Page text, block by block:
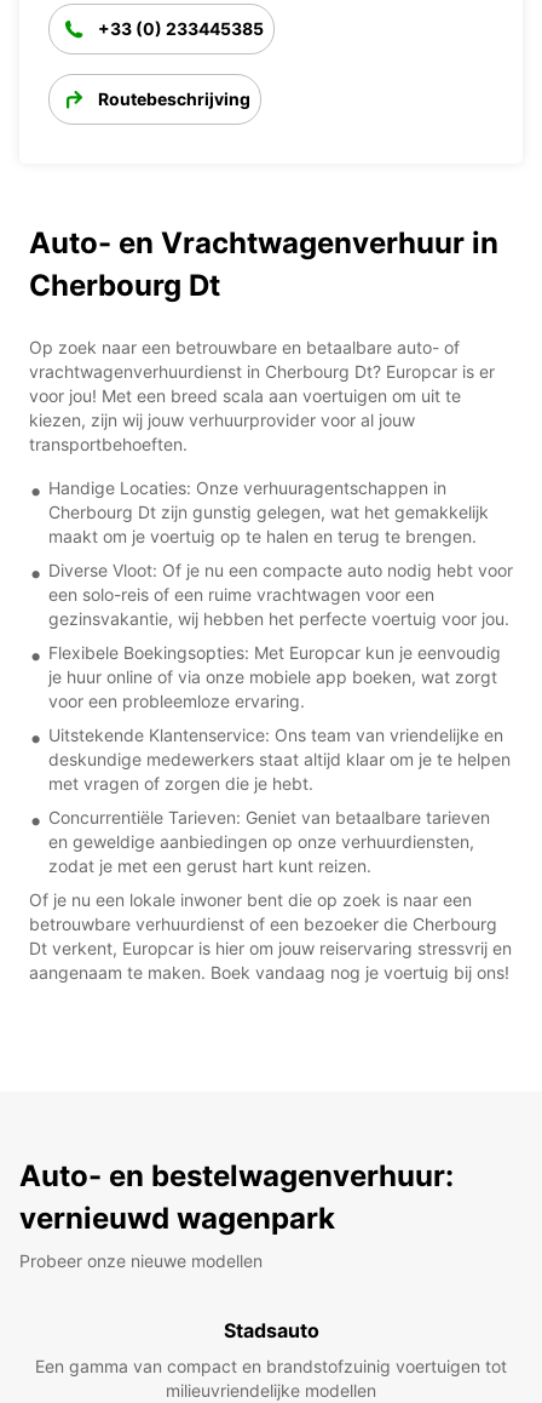
+33 (0) 233445385
Routebeschrijving
Auto- en Vrachtwagenverhuur in
Cherbourg Dt
Op zoek naar een betrouwbare en betaalbare auto- of
vrachtwagenverhuurdienst in Cherbourg Dt? Europcar is er
voor jou! Met een breed scala aan voertuigen om uit te
kiezen, zijn wij jouw verhuurprovider voor al jouw
transportbehoeften.
Handige Locaties: Onze verhuuragentschappen in
Cherbourg Dt zijn gunstig gelegen, wat het gemakkelijk
maakt om je voertuig op te halen en terug te brengen.
Diverse Vloot: Of je nu een compacte auto nodig hebt voor
een solo-reis of een ruime vrachtwagen voor een
gezinsvakantie, wij hebben het perfecte voertuig voor jou.
Flexibele Boekingsopties: Met Europcar kun je eenvoudig
je huur online of via onze mobiele app boeken, wat zorgt
voor een probleemloze ervaring.
Uitstekende Klantenservice: Ons team van vriendelijke en
deskundige medewerkers staat altijd klaar om je te helpen
met vragen of zorgen die je hebt.
Concurrentiële Tarieven: Geniet van betaalbare tarieven
en geweldige aanbiedingen op onze verhuurdiensten,
zodat je met een gerust hart kunt reizen.
Of je nu een lokale inwoner bent die op zoek is naar een
betrouwbare verhuurdienst of een bezoeker die Cherbourg
Dt verkent, Europcar is hier om jouw reiservaring stressvrij en
aangenaam te maken. Boek vandaag nog je voertuig bij ons!
Auto- en bestelwagenverhuur:
vernieuwd wagenpark
Probeer onze nieuwe modellen
Stadsauto
Een gamma van compact en brandstofzuinig voertuigen tot
milieuvriendelijke modellen